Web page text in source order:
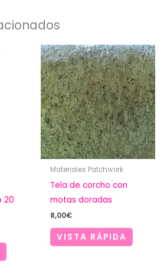
20
Materiales Patchwork
Tela de corcho con
motas doradas
8,00€
VISTA RÁPIDA